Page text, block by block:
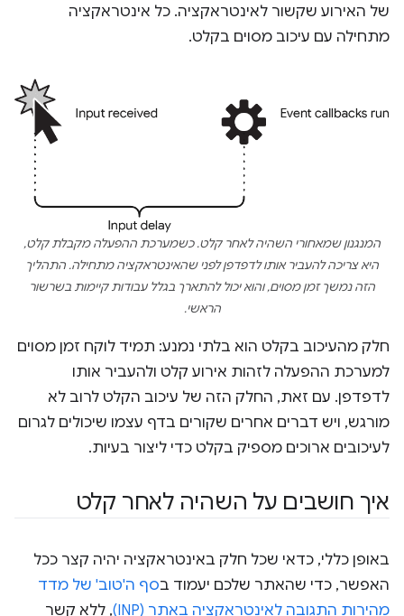
של האירוע שקשור לאינטראקציה. כל אינטראקציה
מתחילה עם עיכוב מסוים בקלט.
המנגנון שמאחורי השהיה לאחר קלט. כשמערכת ההפעלה מקבלת קלט,
היא צריכה להעביר אותו לדפדפן לפני שהאינטראקציה מתחילה. התהליך
הזה נמשך זמן מסוים, והוא יכול להתארך בגלל עבודות קיימות בשרשור
הראשי.
חלק מהעיכוב בקלט הוא בלתי נמנע: תמיד לוקח זמן מסוים
למערכת ההפעלה לזהות אירוע קלט ולהעביר אותו
לדפדפן. עם זאת, החלק הזה של עיכוב הקלט לרוב לא
מורגש, ויש דברים אחרים שקורים בדף עצמו שיכולים לגרום
לעיכובים ארוכים מספיק בקלט כדי ליצור בעיות.
איך חושבים על השהיה לאחר קלט
באופן כללי, כדאי שכל חלק באינטראקציה יהיה קצר ככל
האפשר, כדי שהאתר שלכם יעמוד בסף ה'טוב' של מדד
מהירות התגובה לאינטראקציה באתר (INP)
, ללא קשר